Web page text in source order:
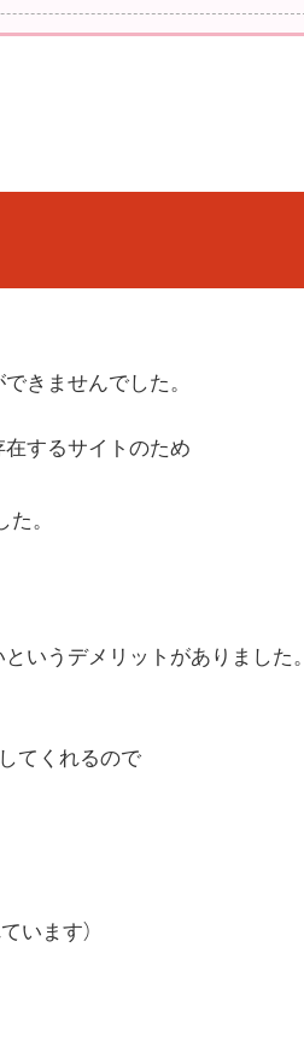
きませんでした。
するサイトのため
。
いうデメリットがありました。
てくれるので
います）